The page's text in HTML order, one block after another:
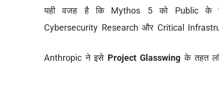
यही वजह है कि Mythos 5 को Public के
Cybersecurity Research और Critical
Anthropic ने इसे Project Glasswing के तहत